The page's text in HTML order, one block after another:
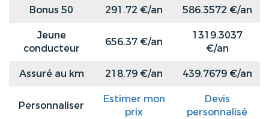
Bonus 50
291.72 €/an
586.3572 €/an
Jeune
conducteur
656.37 €/an
1319.3037
€/an
Assuré au km
218.79 €/an 439.7679 €/an
Personnaliser
Estimer mon
prix
Devis
personnalisé